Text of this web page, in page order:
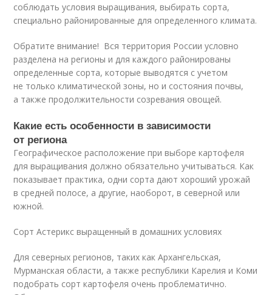
соблюдать условия выращивания, выбирать сорта,
специально районированные для определенного климата.
Обратите внимание! Вся территория России условно
разделена на регионы и для каждого районированы
определенные сорта, которые выводятся с учетом
не только климатической зоны, но и состояния почвы,
а также продолжительности созревания овощей.
Какие есть особенности в зависимости
от региона
Географическое расположение при выборе картофеля
для выращивания должно обязательно учитываться. Как
показывает практика, одни сорта дают хороший урожай
в средней полосе, а другие, наоборот, в северной или
южной.
Сорт Астерикс выращенный в домашних условиях
Для северных регионов, таких как Архангельская,
Мурманская области, а также республики Карелия и Коми
подобрать сорт картофеля очень проблематично.